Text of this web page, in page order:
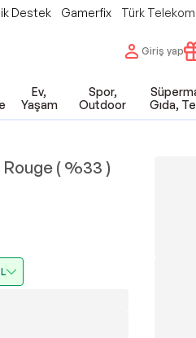
Destek Gamerfix Türk
Giriş yap
Ev,
Yaşam
Spor,
Outdoor
Gıda,
Rouge ( %33 )